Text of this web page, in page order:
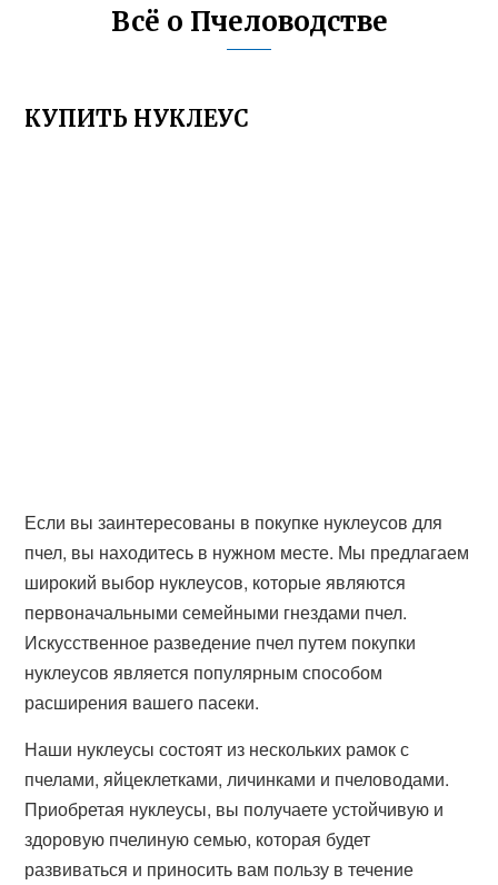
Всё о Пчеловодстве
КУПИТЬ НУКЛЕУС
Если вы заинтересованы в покупке нуклеусов для
пчел, вы находитесь в нужном месте. Мы предлагаем
широкий выбор нуклеусов, которые являются
первоначальными семейными гнездами пчел.
Искусственное разведение пчел путем покупки
нуклеусов является популярным способом
расширения вашего пасеки.
Наши нуклеусы состоят из нескольких рамок с
пчелами, яйцеклетками, личинками и пчеловодами.
Приобретая нуклеусы, вы получаете устойчивую и
здоровую пчелиную семью, которая будет
развиваться и приносить вам пользу в течение